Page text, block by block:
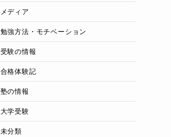
メディア
勉強方法・モチベーション
受験の情報
合格体験記
塾の情報
大学受験
未分類